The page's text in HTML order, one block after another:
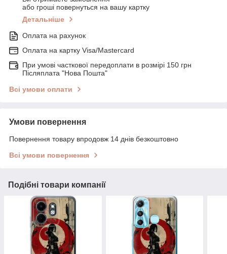
або гроші повернуться на вашу картку
Детальніше
Оплата на рахунок
Оплата на картку Visa/Mastercard
При умові часткової передоплати в розмірі 150 грн
Післяплата "Нова Пошта"
Всі умови оплати
Умови повернення
Повернення товару впродовж 14 днів безкоштовно
Всі умови повернення
Подібні товари компанії